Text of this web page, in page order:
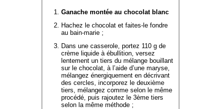
Ganache montée au chocolat blanc
Hachez le chocolat et faites-le fondre
au bain-marie ;
Dans une casserole, portez 110 g de
crème liquide à ébullition, versez
lentement un tiers du mélange bouillant
sur le chocolat, à l’aide d’une maryse,
mélangez énergiquement en décrivant
des cercles, incorporez le deuxième
tiers, mélangez comme selon le même
procédé, puis rajoutez le 3ème tiers
selon la même méthode ;